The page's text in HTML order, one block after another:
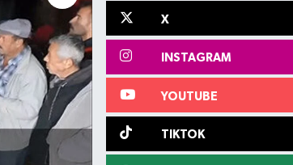
X
INSTAGRAM
YOUTUBE
TIKTOK